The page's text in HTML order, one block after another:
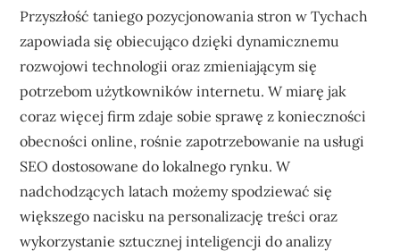
Przyszłość taniego pozycjonowania stron w Tychach
zapowiada się obiecująco dzięki dynamicznemu
rozwojowi technologii oraz zmieniającym się
potrzebom użytkowników internetu. W miarę jak
coraz więcej firm zdaje sobie sprawę z konieczności
obecności online, rośnie zapotrzebowanie na usługi
SEO dostosowane do lokalnego rynku. W
nadchodzących latach możemy spodziewać się
większego nacisku na personalizację treści oraz
wykorzystanie sztucznej inteligencji do analizy